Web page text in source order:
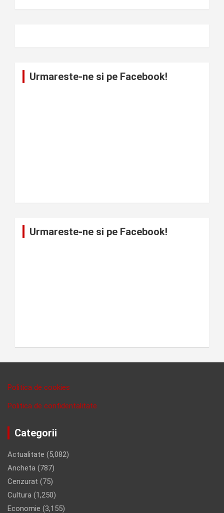
Urmareste-ne si pe Facebook!
Urmareste-ne si pe Facebook!
Politica de cookies
Politica de confidentalitate
Categorii
Actualitate (5,082)
Ancheta (787)
Cenzurat (75)
Cultura (1,250)
Economie (3,155)